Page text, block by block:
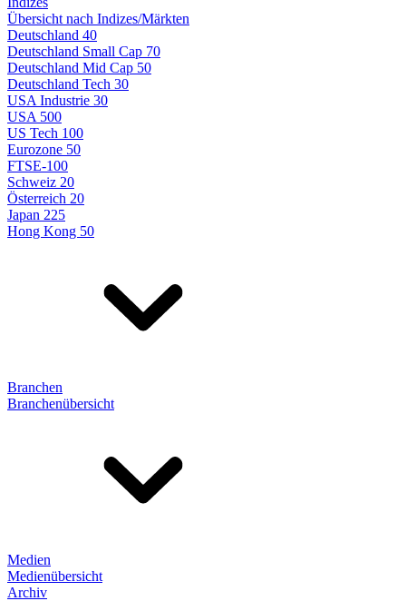
Übersicht nach Indizes/Märkten
Deutschland 40
Deutschland Small Cap 70
Deutschland Mid Cap 50
Deutschland Tech 30
USA Industrie 30
USA 500
US Tech 100
Eurozone 50
FTSE-100
Schweiz 20
Österreich 20
Japan 225
Hong Kong 50
Branchen
Branchenübersicht
Medien
Medienübersicht
Archiv